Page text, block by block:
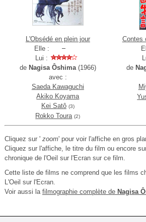
L'Obsédé en plein jour
Elle :
Lui :
de Nagisa Ôshima(1966)
avec :
Saeda Kawaguchi
Akiko Koyama
Kei Satô (3)
Rokko Toura (2)
Contes
de
Cliquez sur ' zoom' pour voir l'affiche en gros
Cliquez sur l'affiche, le titre du film ou encore
chronique de l'Oeil sur l'Ecran sur ce film.
Cette liste de films ne comprend que les films
L'Oeil sur l'Ecran.
Voir aussi la filmographie complète de Nagisa